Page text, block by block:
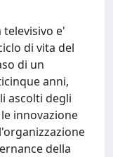
e'
di vita del
di un
anni,
ascolti degli
innovazione
della